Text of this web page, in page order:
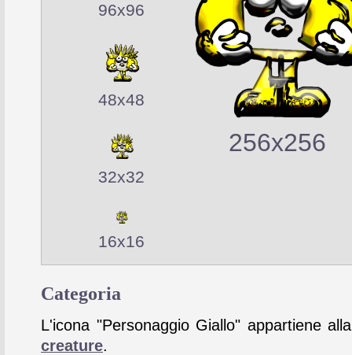
96x96
48x48
32x32
16x16
256x256
Categoria
L'icona "Personaggio Giallo" appartiene
creature.